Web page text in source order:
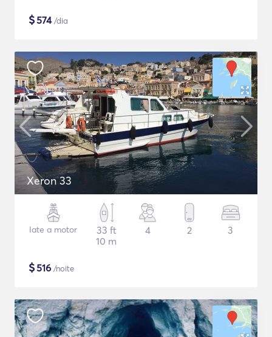
$574/dia
Xeron 33
Iate a motor
33 ft
10 m
4 2 3
$516 /noite